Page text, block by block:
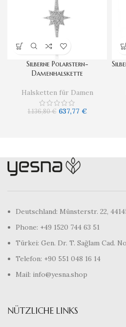
Silberne Polarstern-
Damenhalskette
Halsketten für Damen
1.136,80€ 637,77 €
Deutschland: Münsterstr. 22,
Phone: +49 1520 744 63 51
Türkei: Gen. Dr. T. Sağlam Cad.
Telefon: +90 551 048 16 14
Mail: info@yesna.shop
NÜTZLICHE LINKS